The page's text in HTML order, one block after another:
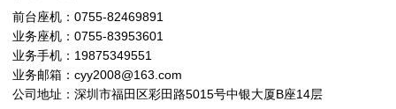
前台座机：0755-82469891
业务座机：0755-83953601
业务手机：19875349551
业务邮箱：cyy2008@163.com
公司地址：深圳市福田区彩田路5015号中银大厦B座14层